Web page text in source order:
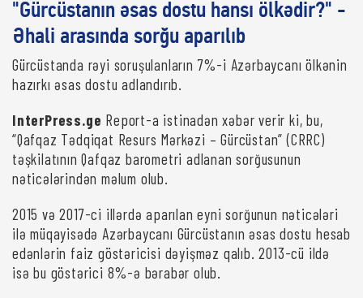
"Gürcüstanın əsas dostu hansı ölkədir?" -
Əhali arasında sorğu aparılıb
Gürcüstanda rəyi soruşulanların 7%-i Azərbaycanı ölkənin
hazırkı əsas dostu adlandırıb.
InterPress.ge Report-a istinadən xəbər verir ki, bu,
“Qafqaz Tədqiqat Resurs Mərkəzi – Gürcüstan” (CRRC)
təşkilatının Qafqaz barometri adlanan sorğusunun
nəticələrindən məlum olub.
2015 və 2017-ci illərdə aparılan eyni sorğunun nəticələri
ilə müqayisədə Azərbaycanı Gürcüstanın əsas dostu hesab
edənlərin faiz göstəricisi dəyişməz qalıb. 2013-cü ildə
isə bu göstərici 8%-ə bərabər olub.